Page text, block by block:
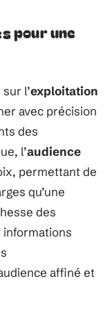
pour une
l’exploitation
avec précision
des
l’audience
permettant de
qu’une
des
informations
affiné et